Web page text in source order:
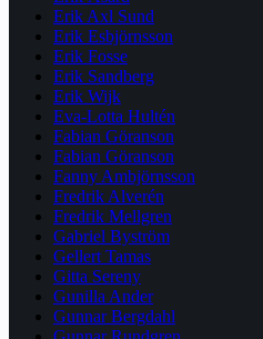
Erik Axl Sund
Erik Esbjörnsson
Erik Fosse
Erik Sandberg
Erik Wijk
Eva-Lotta Hultén
Fabian Göranson
Fabian Göranson
Fanny Ambjörnsson
Fredrik Alverén
Fredrik Mellgren
Gabriel Byström
Gellert Tamas
Gitta Sereny
Gunilla Ander
Gunnar Bergdahl